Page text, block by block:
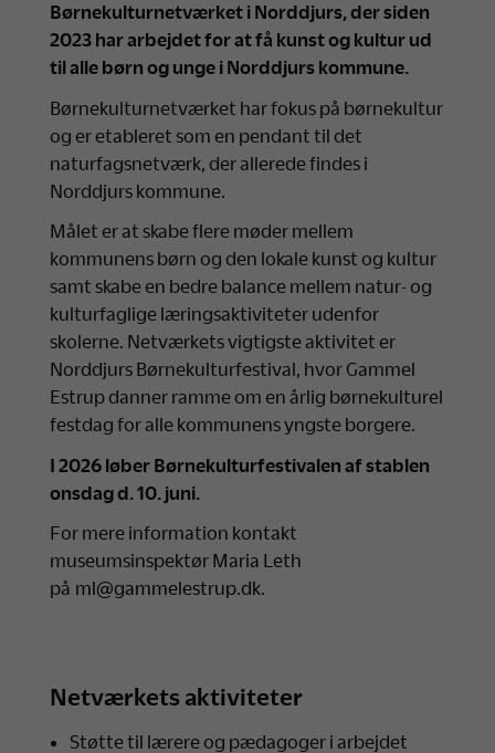
Børnekulturnetværket i Norddjurs, der siden
2023 har arbejdet for at få kunst og kultur ud
til alle børn og unge i Norddjurs kommune.
Børnekulturnetværket har fokus på børnekultur
og er etableret som en pendant til det
naturfagsnetværk, der allerede findes i
Norddjurs kommune.
Målet er at skabe flere møder mellem
kommunens børn og den lokale kunst og kultur
samt skabe en bedre balance mellem natur- og
kulturfaglige læringsaktiviteter udenfor
skolerne. Netværkets vigtigste aktivitet er
Norddjurs Børnekulturfestival, hvor Gammel
Estrup danner ramme om en årlig børnekulturel
festdag for alle kommunens yngste borgere.
I 2026 løber Børnekulturfestivalen af stablen
onsdag d. 10. juni.
For mere information kontakt
museumsinspektør Maria Leth
på ml@gammelestrup.dk.
Netværkets aktiviteter
Støtte til lærere og pædagoger i arbejdet